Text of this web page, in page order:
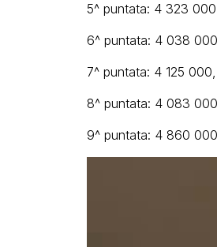
5^ puntata: 4 323
6^ puntata: 4 038
7^ puntata: 4 125
8^ puntata: 4 083
9^ puntata: 4 860